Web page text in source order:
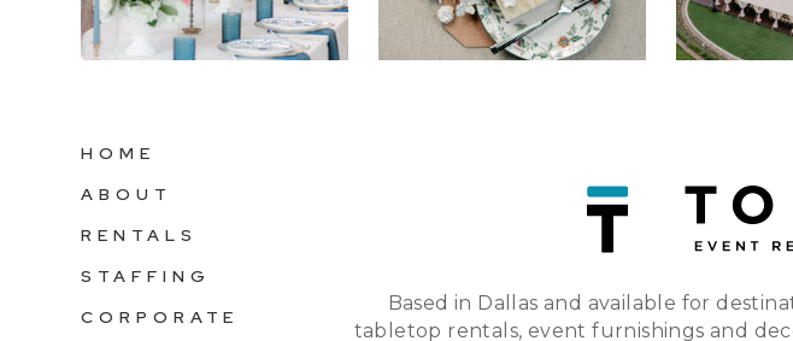
HOME
ABOUT
RENTALS
STAFFING
CORPORATE
Based in Dallas and available for
tabletop rentals, event furnishings and